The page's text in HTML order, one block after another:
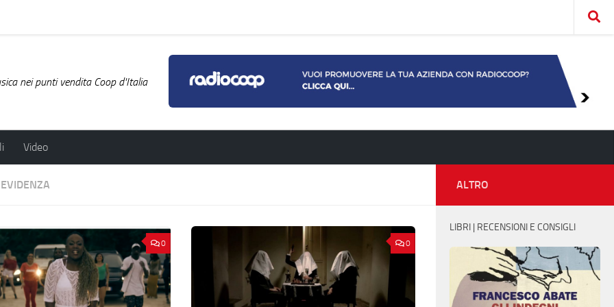
nei punti vendita Coop d'Italia
Video
0 0
ALTRO
LIBRI | RECENSIONI E CONSIGLI